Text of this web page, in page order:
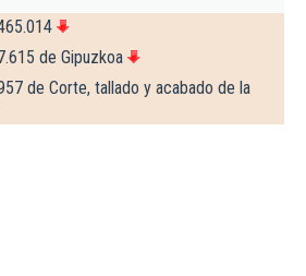
de Gipuzkoa
de Corte, tallado y acabado de la